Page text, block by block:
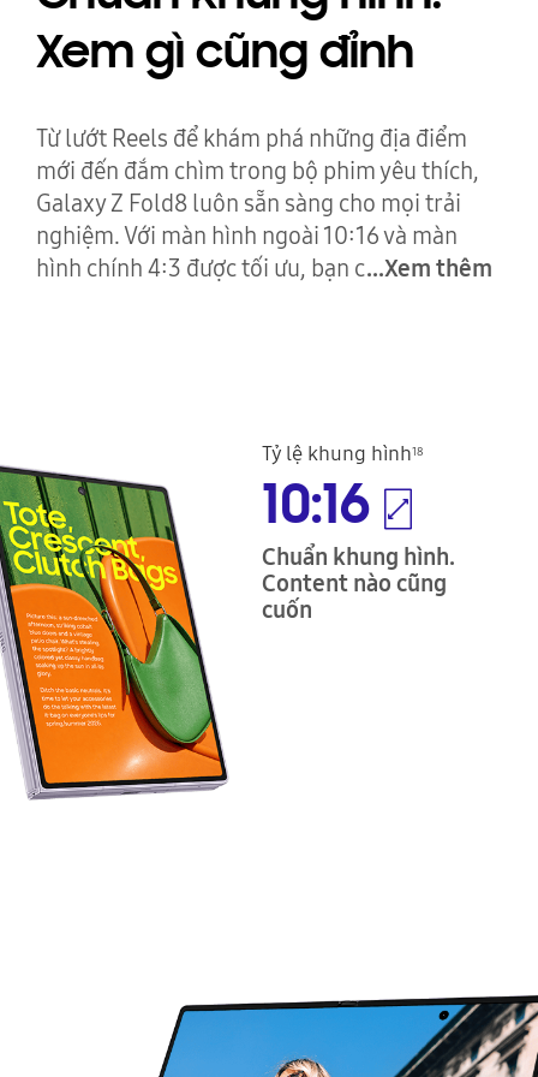
Xem gì cũng đỉnh
Từ lướt Reels để khám phá những địa điểm
mới đến đắm chìm trong bộ phim yêu thích,
Galaxy Z Fold8 luôn sẵn sàng cho mọi trải
nghiệm. Với màn hình ngoài 10:16 và màn
hình chính 4:3 được tối ưu, bạn c...Xem thêm
Tỷ lệ khung hình18
10:16
khi gập
Chuẩn khung hình.
Content nào cũng
cuốn